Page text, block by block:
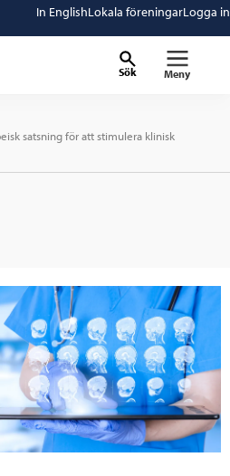
In EnglishLokala föreningarLogga in
Sök Meny
satsning för att stimulera klinisk